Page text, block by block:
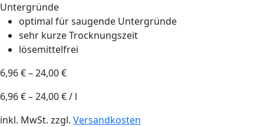
Untergründe
optimal für saugende Untergründe
sehr kurze Trocknungszeit
lösemittelfrei
6,96€–24,00€
6,96€–24,00€/ l
inkl. MwSt. zzgl. Versandkosten